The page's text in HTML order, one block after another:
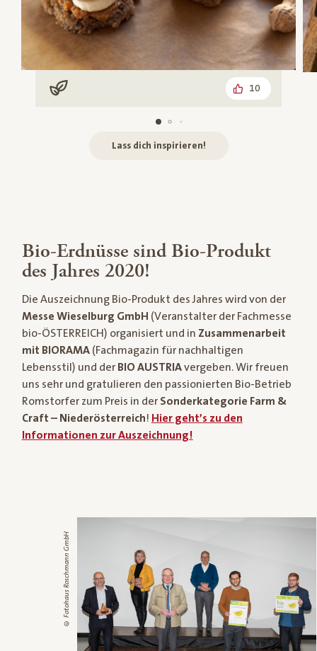
Vegan 10
Lass dich inspirieren!
Bio-Erdnüsse sind Bio-Produkt
des Jahres 2020!
Die Auszeichnung Bio-Produkt des Jahres wird von der
Messe Wieselburg GmbH (Veranstalter der Fachmesse
bio-ÖSTERREICH) organisiert und in Zusammenarbeit
mit BIORAMA(Fachmagazin für nachhaltigen
Lebensstil) und der BIO AUSTRIAvergeben. Wir freuen
uns sehr und gratulieren den passionierten Bio-Betrieb
Romstorfer zum Preis in der Sonderkategorie Farm &
Craft – Niederösterreich! Hier geht’s zu den
Informationen zur Auszeichnung!
© Fotohaus Roschmann GmbH